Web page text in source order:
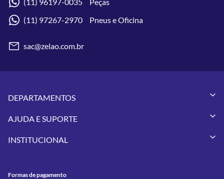
(11) 97267-2970 Pneus e Oficina
sac@zelao.com.br
DEPARTAMENTOS
Vestuários
Pneus
Utilidades
AJUDA E SUPORTE
Meus Pedidos
INSTITUCIONAL
Formas de pagamento